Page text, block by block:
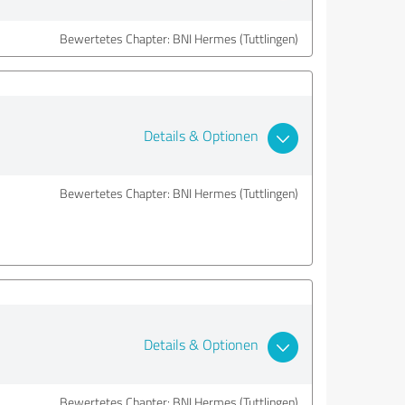
Bewertetes Chapter: BNI Hermes (Tuttlingen)
Details & Optionen
Bewertetes Chapter: BNI Hermes (Tuttlingen)
Details & Optionen